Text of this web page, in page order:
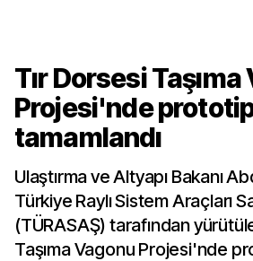
Tır Dorsesi
Projesi'nde
tamamlandı
Ulaştırma ve Altyapı Bakanı
Türkiye Raylı Sistem Araçları
(TÜRASAŞ) tarafından
Taşıma Vagonu Projesi'nde